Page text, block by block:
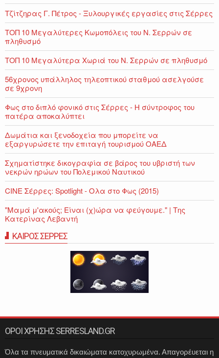
Τζίτζηρας Γ. Πέτρος - Ξυλουργικές εργασίες στις Σέρρες
ΤΟΠ 10 Μεγαλύτερες Κωμοπόλεις του Ν. Σερρών σε
πληθυσμό
ΤΟΠ 10 Μεγαλύτερα Χωριά του Ν. Σερρών σε πληθυσμό
56χρονος υπάλληλος τηλεοπτικού σταθμού ασελγούσε
σε 9χρονη
Φως στο διπλό φονικό στις Σέρρες - Η σύντροφος του
πατέρα αποκαλύπτει
Δωμάτια και ξενοδοχεία που μπορείτε να
εξαργυρώσετε την επιταγή τουρισμού ΟΑΕΔ
Σχηματίστηκε δικογραφία σε βάρος του υβριστή των
νεκρών ηρώων του Πολεμικού Ναυτικού
CINE Σέρρες: Spotlight - Ολα στο Φως (2015)
"Μαμά μ'ακούς; Είναι (χ)ώρα να φεύγουμε." | Της
Κατερίνας Λεβαντή
ΚΑΙΡΟΣ ΣΕΡΡΕΣ
ΟΡΟΙ ΧΡΗΣΗΣ SERRESLAND.GR
Όλα τα πνευματικά δικαιώματα κατοχυρωμένα. Απαγορέυεται η